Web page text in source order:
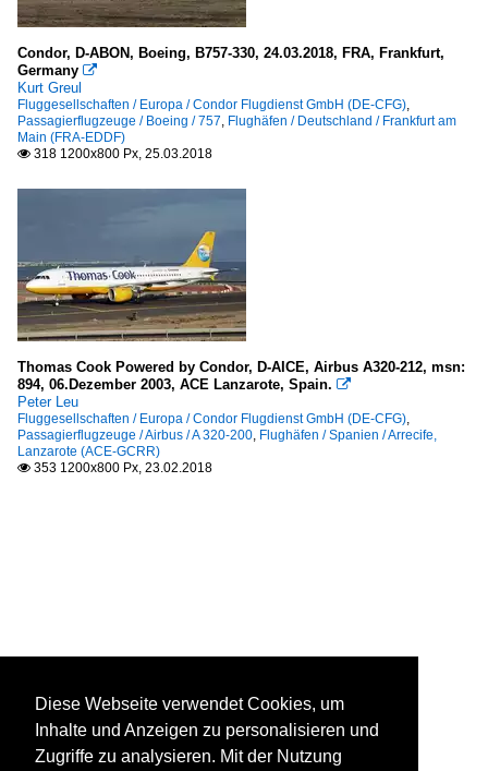
Condor, D-ABON, Boeing, B757-330, 24.03.2018, FRA, Frankfurt,
Germany 
Kurt Greul
Fluggesellschaften / Europa / Condor Flugdienst GmbH (DE-CFG),
Passagierflugzeuge / Boeing / 757, Flughäfen / Deutschland / Frankfurt am
Main (FRA-EDDF)
 318 1200x800 Px, 25.03.2018
Thomas Cook Powered by Condor, D-AICE, Airbus A320-212, msn:
894, 06.Dezember 2003, ACE Lanzarote, Spain. 
Peter Leu
Fluggesellschaften / Europa / Condor Flugdienst GmbH (DE-CFG),
Passagierflugzeuge / Airbus / A 320-200, Flughäfen / Spanien / Arrecife,
Lanzarote (ACE-GCRR)
 353 1200x800 Px, 23.02.2018
Diese Webseite verwendet Cookies, um
Inhalte und Anzeigen zu personalisieren und
Zugriffe zu analysieren. Mit der Nutzung